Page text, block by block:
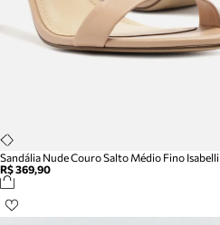
Sandália Nude Couro Salto Médio Fino Isabelli
R$ 369,90